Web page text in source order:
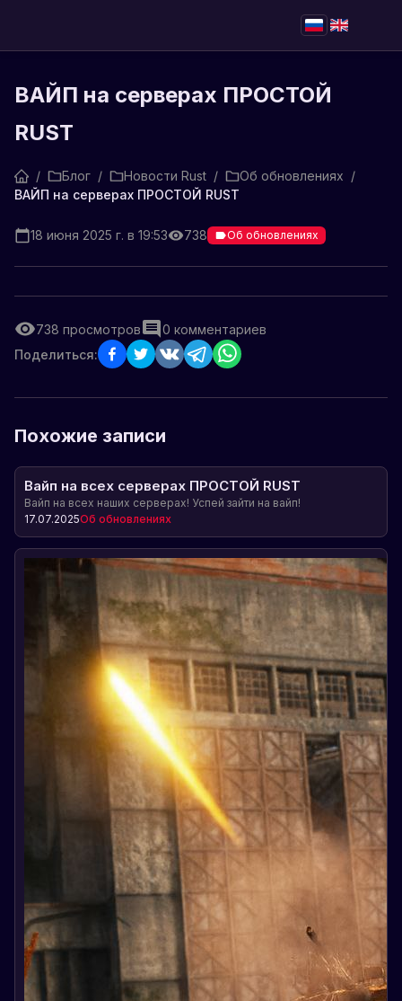
ВАЙП на серверах ПРОСТОЙ
RUST
/ Блог / Новости Rust / Об обновлениях /
ВАЙП на серверах ПРОСТОЙ RUST
18 июня 2025 г. в 19:53 738 Об обновлениях
738 просмотров 0 комментариев
Поделиться:
Похожие записи
Вайп на всех серверах ПРОСТОЙ RUST
Вайп на всех наших серверах! Успей зайти на вайп!
17.07.2025Об обновлениях